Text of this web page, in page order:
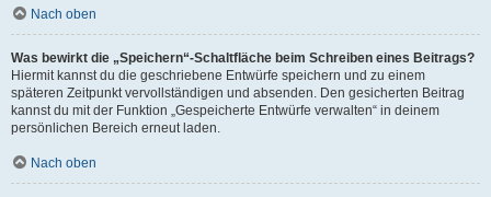
Nach oben
Was bewirkt die „Speichern“-Schaltfläche beim Schreiben eines Beitrags?
Hiermit kannst du die geschriebene Entwürfe speichern und zu einem
späteren Zeitpunkt vervollständigen und absenden. Den gesicherten Beitrag
kannst du mit der Funktion „Gespeicherte Entwürfe verwalten“ in deinem
persönlichen Bereich erneut laden.
Nach oben